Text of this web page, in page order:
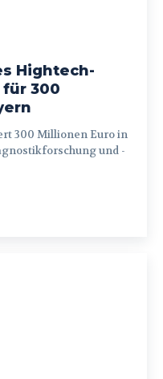
Hightech-
300
und -